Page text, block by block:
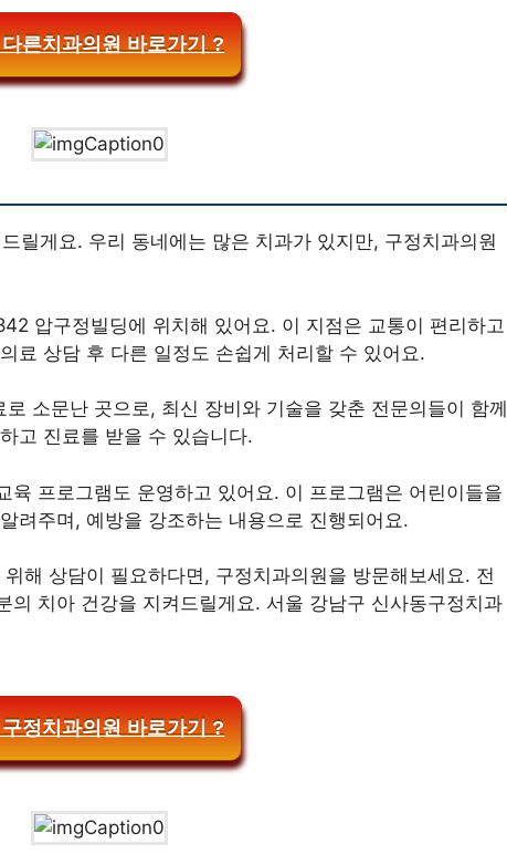
른치과의원 바로가기 ?
릴게요. 우리 동네에는 많은 치과가 있지만, 구정치과의원
압구정빌딩에 위치해 있어요. 이 지점은 교통이 편리하고
료 상담 후 다른 일정도 손쉽게 처리할 수 있어요.
소문난 곳으로, 최신 장비와 기술을 갖춘 전문의들이 함께
고 진료를 받을 수 있습니다.
육 프로그램도 운영하고 있어요. 이 프로그램은 어린이들을
려주며, 예방을 강조하는 내용으로 진행되어요.
해 상담이 필요하다면, 구정치과의원을 방문해보세요. 전
의 치아 건강을 지켜드릴게요. 서울 강남구 신사동구정치과
정치과의원 바로가기 ?